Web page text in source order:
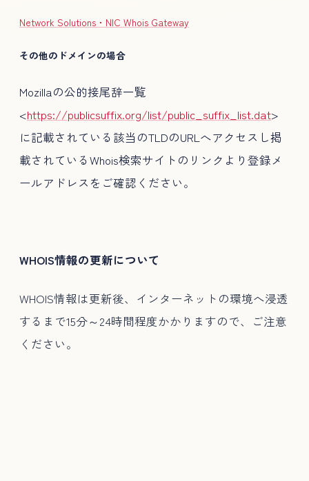
Network Solutions・NIC Whois Gateway
その他のドメインの場合
Mozillaの公的接尾辞一覧
<https://publicsuffix.org/list/public_suffix_list.dat>
に記載されている該当のTLDのURLへアクセスし掲
載されているWhois検索サイトのリンクより登録メ
ールアドレスをご確認ください。
WHOIS情報の更新について
WHOIS情報は更新後、インターネットの環境へ浸透
するまで15分～24時間程度かかりますので、ご注意
ください。